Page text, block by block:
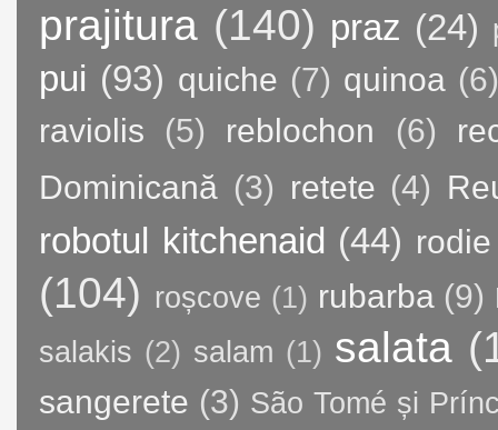
prajitura (140) praz (24)
pui (93) quiche (7) quinoa
raviolis
(5) reblochon (6)
Dominicană (3) retete (4)
robotul kitchenaid (44) rodie
(104) roșcove (1) rubarba (9)
salakis (2) salam (1) salata
sangerete (3) São Tomé și